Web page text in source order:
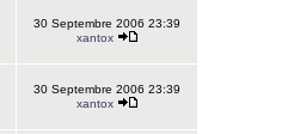
30 Septembre 2006 23:39
xantox
30 Septembre 2006 23:39
xantox